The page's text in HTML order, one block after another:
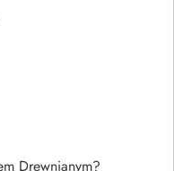
Drewnianym?